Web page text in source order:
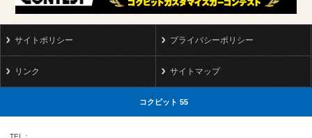
サイトポリシー プライバシーポリシー
リンク サイトマップ
コクピット 55
TEL